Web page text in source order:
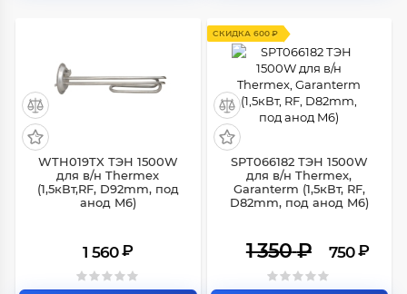
WTH019TX ТЭН 1500W
для в/н Thermex
(1,5кВт,RF, D92mm, под
анод M6)
1 560 ₽
СКИДКА 600 ₽
SPT066182 ТЭН 1500W
для в/н Thermex,
Garanterm (1,5кВт, RF,
D82mm, под анод M6)
1 350₽ 750 ₽